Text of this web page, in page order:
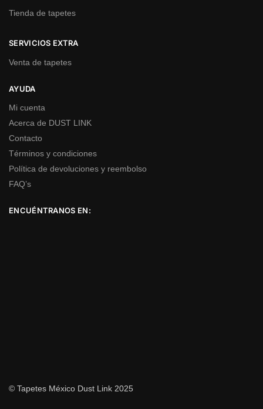
Tienda de tapetes
SERVICIOS EXTRA
Venta de tapetes
AYUDA
Mi cuenta
Acerca de DUST LINK
Contacto
Términos y condiciones
Política de devoluciones y reembolso
FAQ’s
ENCUÉNTRANOS EN:
© Tapetes México Dust Link 2025